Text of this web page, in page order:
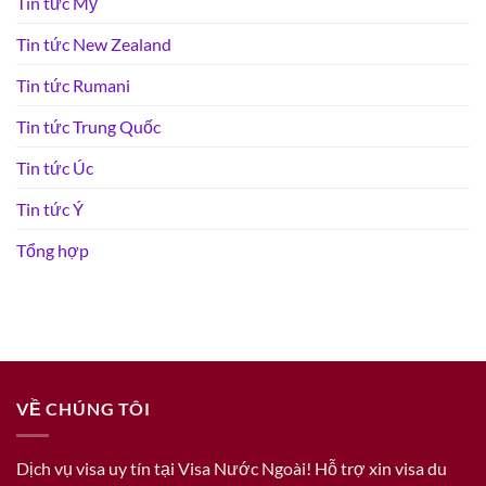
Tin tức New Zealand
Tin tức Rumani
Tin tức Trung Quốc
Tin tức Úc
Tin tức Ý
Tổng hợp
VỀ CHÚNG TÔI
Dịch vụ visa uy tín tại Visa Nước Ngoài! Hỗ trợ xin visa du